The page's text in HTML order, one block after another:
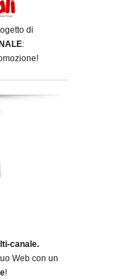
di
:
canale.
Web con un
!